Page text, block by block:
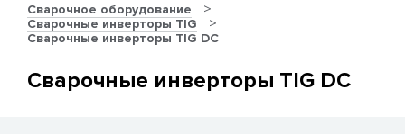
Сварочное оборудование
Сварочные инверторы TIG
Сварочные инверторы TIG DC
Сварочные инверторы TIG DC